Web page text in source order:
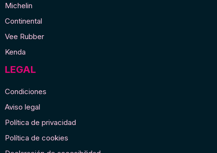
Michelin
Continental
Vee Rubber
Kenda
LEGAL
Condiciones
Aviso legal
Política de privacidad
Política de cookies